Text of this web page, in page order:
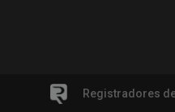
Registradores